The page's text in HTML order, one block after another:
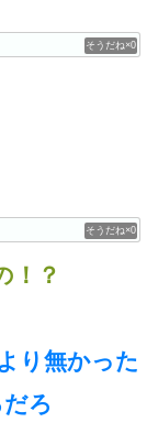
0
0
！？
り無かった
ろ